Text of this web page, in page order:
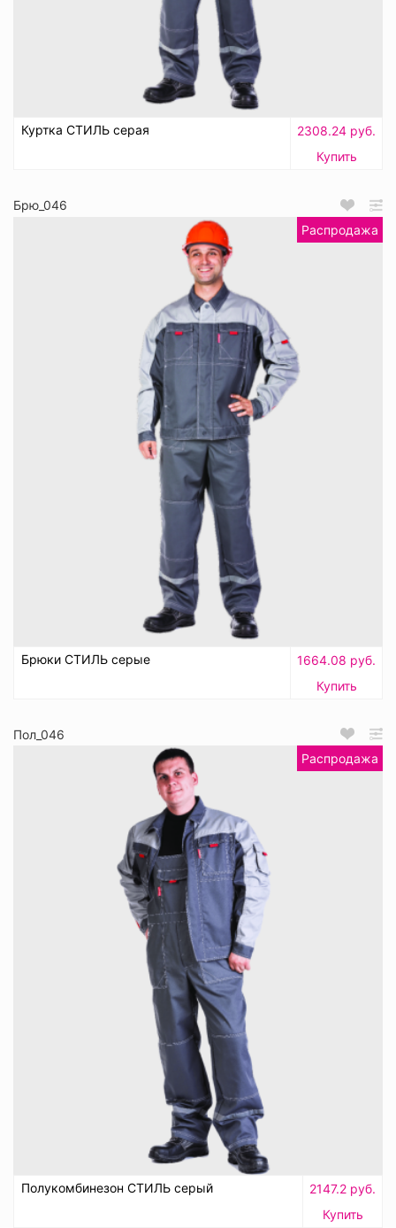
Куртка СТИЛЬ серая
2308.24 руб.
Купить
Брю_046
Распродажа
Брюки СТИЛЬ серые
1664.08 руб.
Купить
Пол_046
Распродажа
Полукомбинезон СТИЛЬ серый
2147.2 руб.
Купить